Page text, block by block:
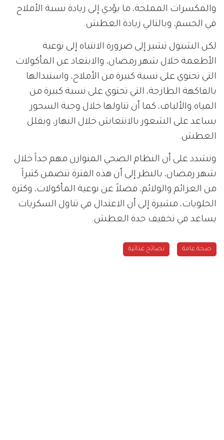
والمكسرات المملحة، ما يؤدي إلى زيادة نسبة الأملاح
في الجسم، وبالتالي زيادة العطش.
لكن الشبول تشير إلى ضرورة الانتباه إلى نوعية
الأطعمة خلال شهر رمضان، والابتعاد عن المأكولات
التي تحتوي على نسبة كبيرة من الأملاح، واستبدالها
بالفاكهة الطازجة، التي تحتوي على نسبة كبيرة من
المياه والألياف، كما أن تناولها خلال وجبة السحور
يساعد على الشعور بالانتعاش خلال النهار، ويقلل
العطش.
وتشدد على أن النظام الصحي المتوازن مهم جداً خلال
شهر رمضان، بالنظر إلى أن هذه الفترة تتضمن كثيراً
من العزائم والولائم، فضلاً عن نوعية المأكولات، وكثرة
الحلويات، مشيرة إلى أن الاعتدال في تناول السكريات
يساعد في تخفيف حدة العطش.
صحة عامة نصائح غذائية